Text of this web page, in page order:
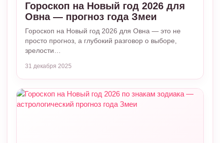
Гороскоп на Новый год 2026 для
Овна — прогноз года Змеи
Гороскоп на Новый год 2026 для Овна — это не
просто прогноз, а глубокий разговор о выборе,
зрелости…
31 декабря 2025